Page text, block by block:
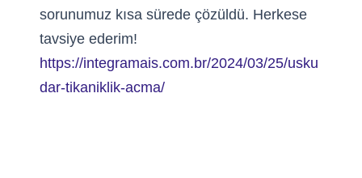
sorunumuz kısa sürede çözüldü. Herkese
tavsiye ederim!
https://integramais.com.br/2024/03/25/usku
dar-tikaniklik-acma/